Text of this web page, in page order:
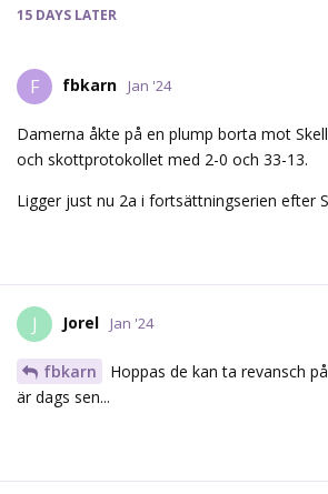
15 DAYS LATER
F fbkarn Jan '24
Damerna åkte på en plump borta mot
och skottprotokollet med 2-0 och 33-13.
Ligger just nu 2a i fortsättningserien efter
J Jorel Jan '24
fbkarn
Hoppas de kan ta revansch
är dags sen...